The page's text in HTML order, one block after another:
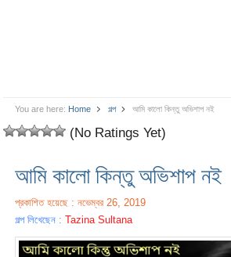
You are here: Home গল্প আমি কালো কিন্তু অভিশাপ নই
(No Ratings Yet)
আমি কালো কিন্তু অভিশাপ নই
প্রকাশিত হয়েছে : নভেম্বর 26, 2019
গল্প লিখেছেন :Tazina Sultana